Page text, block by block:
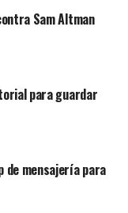
Sam Altman
para guardar
de mensajería para